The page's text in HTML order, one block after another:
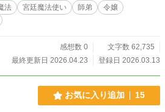
法 宮廷魔法使い 師弟
令嬢
感想数 0
文字数 62,735
最終更新日 2026.04.23
登録日 2026.03.13
お気に入り追加 15